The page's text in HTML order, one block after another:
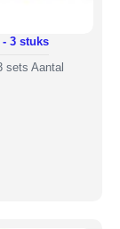
- 3 stuks
sets Aantal